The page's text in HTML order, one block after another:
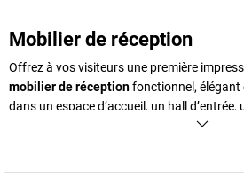
Mobilier de réception
Offrez à vos visiteurs une première
mobilier de réceptionfonctionnel, élégant
dans un espace d’accueil, un hall d’entrée,
mobilier